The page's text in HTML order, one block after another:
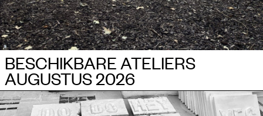
BESCHIKBARE ATELIERS
AUGUSTUS 2026